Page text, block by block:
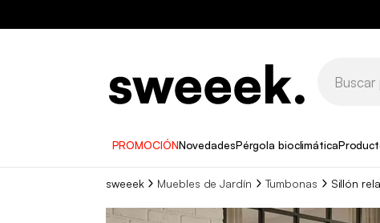
PROMOCIÓNNovedadesPérgola bioclimática
sweeek Muebles de Jardín Tumbonas Sillón